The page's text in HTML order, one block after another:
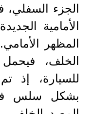
الجزء
الأمامية
المظهر
الخلف،
للسيارة، إذ
بشكل سلس